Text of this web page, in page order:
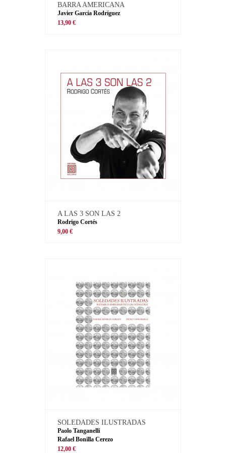
BARRA AMERICANA
Javier García Rodríguez
13,90 €
A LAS 3 SON LAS 2
Rodrigo Cortés
9,00 €
SOLEDADES ILUSTRADAS
Paolo Tanganelli
Rafael Bonilla Cerezo
12,00 €